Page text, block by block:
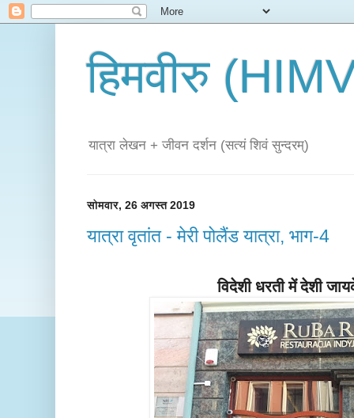
हिमवीरु
यात्रा लेखन + जीवन दर्शन (सत्यं शिवं सुन्दरम्)
सोमवार, 26 अगस्त 2019
यात्रा वृतांत - मेरी पोलैंड यात्रा, भाग-4
विदेशी धरती में देशी